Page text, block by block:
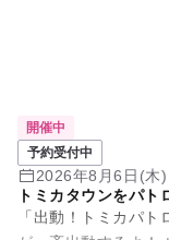
開催中
予約受付中
2026年8月6日(木
トミカタウンをパト
「出動！トミカパ